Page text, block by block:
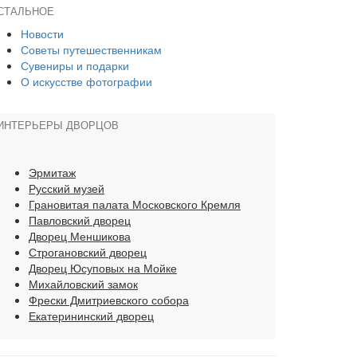
Новости
Советы путешественникам
Сувениры и подарки
О искусстве фотографии
ДВОРЦОВ
Эрмитаж
Русский музей
Грановитая палата Московского Кремля
Павловский дворец
Дворец Меншикова
Строгановский дворец
Дворец Юсуповых на Мойке
Михайловский замок
Фрески Дмитриевского собора
Екатерининский дворец